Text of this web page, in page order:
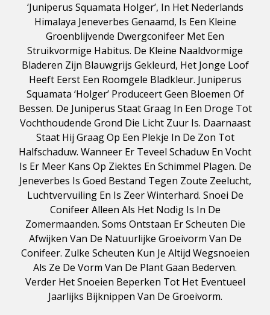
‘Juniperus Squamata Holger’, In Het Nederlands
Himalaya Jeneverbes Genaamd, Is Een Kleine
Groenblijvende Dwergconifeer Met Een
Struikvormige Habitus. De Kleine Naaldvormige
Bladeren Zijn Blauwgrijs Gekleurd, Het Jonge Loof
Heeft Eerst Een Roomgele Bladkleur. Juniperus
Squamata ‘Holger’ Produceert Geen Bloemen Of
Bessen. De Juniperus Staat Graag In Een Droge Tot
Vochthoudende Grond Die Licht Zuur Is. Daarnaast
Staat Hij Graag Op Een Plekje In De Zon Tot
Halfschaduw. Wanneer Er Teveel Schaduw En Vocht
Is Er Meer Kans Op Ziektes En Schimmel Plagen. De
Jeneverbes Is Goed Bestand Tegen Zoute Zeelucht,
Luchtvervuiling En Is Zeer Winterhard. Snoei De
Conifeer Alleen Als Het Nodig Is In De
Zomermaanden. Soms Ontstaan Er Scheuten Die
Afwijken Van De Natuurlijke Groeivorm Van De
Conifeer. Zulke Scheuten Kun Je Altijd Wegsnoeien
Als Ze De Vorm Van De Plant Gaan Bederven.
Verder Het Snoeien Beperken Tot Het Eventueel
Jaarlijks Bijknippen Van De Groeivorm.